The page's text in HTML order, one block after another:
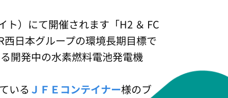
）にて開催されます「H2 ＆ FC
日本グループの環境長期目標で
開発中の水素燃料電池発電機
いる ＪＦＥコンテイナー様のブ